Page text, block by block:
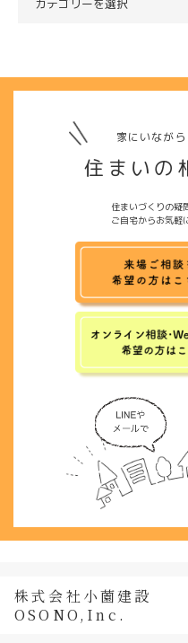
家にいなが
住まいの
住まいづくりの疑
ご自宅からお気軽
株式会社小薗建設
OSONO,Inc.